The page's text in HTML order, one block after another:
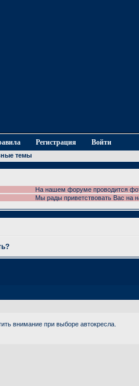
Регистрация Войти
темы
На нашем форуме проводится
Мы рады приветствовать Вас на
внимание при выборе автокресла.